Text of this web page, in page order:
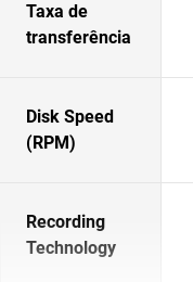
Taxa de
transferência
Disk Speed
(RPM)
Recording
Technology